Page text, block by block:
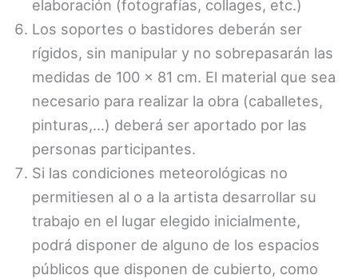
elaboración (fotografías, collages, etc.)
Los soportes o bastidores deberán ser
rígidos, sin manipular y no sobrepasarán las
medidas de 100 x 81 cm. El material que sea
necesario para realizar la obra (caballetes,
pinturas,…) deberá ser aportado por las
personas participantes.
Si las condiciones meteorológicas no
permitiesen al o a la artista desarrollar su
trabajo en el lugar elegido inicialmente,
podrá disponer de alguno de los espacios
públicos que disponen de cubierto, como